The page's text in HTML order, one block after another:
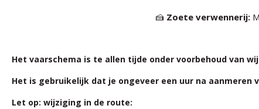
🍰 Zoete verwennerij:
Het vaarschema is te allen tijde onder voorbehoud van
Het is gebruikelijk dat je ongeveer een uur na
Let op: wijziging in de route: